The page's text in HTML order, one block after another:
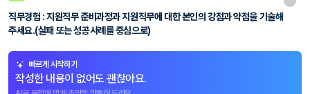
직무경험 : 지원직무 준비과정과 지원직무에 대한 본인의 강점과 약점을 기술해
주세요.(실패 또는 성공사례를 중심으로)
빠르게 시작하기
작성한 내용이 없어도 괜찮아요.